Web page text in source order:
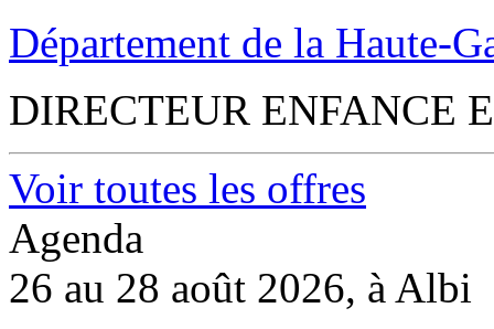
Département de la Haute-
DIRECTEUR ENFANCE
Voir toutes les offres
Agenda
26 au 28 août 2026, à Albi